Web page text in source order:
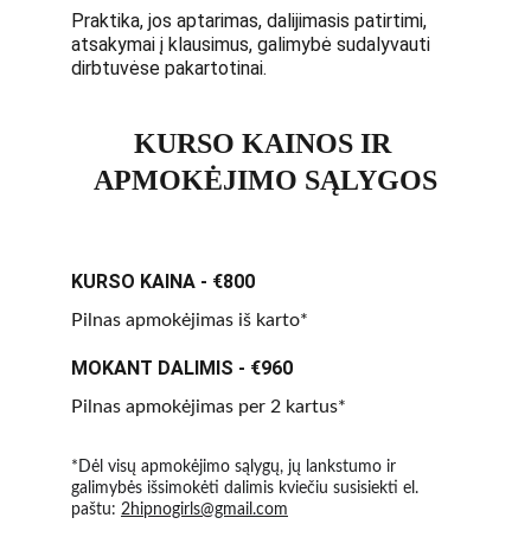
Praktika, jos aptarimas, dalijimasis patirtimi,
atsakymai į klausimus, galimybė sudalyvauti
dirbtuvėse pakartotinai.
KURSO KAINOS IR
APMOKĖJIMO SĄLYGOS
KURSO KAINA - €800
Pilnas apmokėjimas iš karto*
MOKANT DALIMIS - €960
Pilnas apmokėjimas per 2 kartus*
*Dėl visų apmokėjimo sąlygų, jų lankstumo ir
galimybės išsimokėti dalimis kviečiu susisiekti el.
paštu: 2hipnogirls@gmail.com